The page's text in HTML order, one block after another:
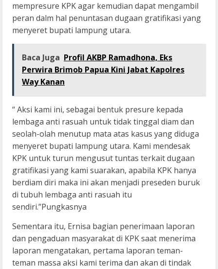
mempresure KPK agar kemudian dapat mengambil
peran dalm hal penuntasan dugaan gratifikasi yang
menyeret bupati lampung utara.
Baca Juga Profil AKBP Ramadhona, Eks
Perwira Brimob Papua Kini Jabat Kapolres
Way Kanan
“ Aksi kami ini, sebagai bentuk presure kepada
lembaga anti rasuah untuk tidak tinggal diam dan
seolah-olah menutup mata atas kasus yang diduga
menyeret bupati lampung utara. Kami mendesak
KPK untuk turun mengusut tuntas terkait dugaan
gratifikasi yang kami suarakan, apabila KPK hanya
berdiam diri maka ini akan menjadi preseden buruk
di tubuh lembaga anti rasuah itu
sendiri.”Pungkasnya
Sementara itu, Ernisa bagian penerimaan laporan
dan pengaduan masyarakat di KPK saat menerima
laporan mengatakan, pertama laporan teman-
teman massa aksi kami terima dan akan di tindak